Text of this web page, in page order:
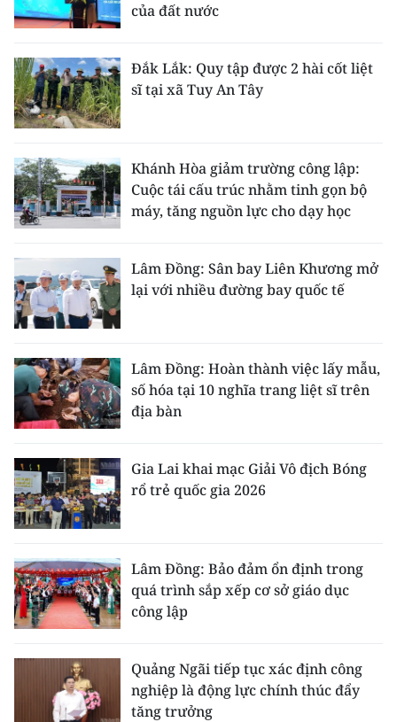
của đất nước
Đắk Lắk: Quy tập được 2 hài cốt liệt
sĩ tại xã Tuy An Tây
Khánh Hòa giảm trường công lập:
Cuộc tái cấu trúc nhằm tinh gọn bộ
máy, tăng nguồn lực cho dạy học
Lâm Đồng: Sân bay Liên Khương mở
lại với nhiều đường bay quốc tế
Lâm Đồng: Hoàn thành việc lấy mẫu,
số hóa tại 10 nghĩa trang liệt sĩ trên
địa bàn
Gia Lai khai mạc Giải Vô địch Bóng
rổ trẻ quốc gia 2026
Lâm Đồng: Bảo đảm ổn định trong
quá trình sắp xếp cơ sở giáo dục
công lập
Quảng Ngãi tiếp tục xác định công
nghiệp là động lực chính thúc đẩy
tăng trưởng